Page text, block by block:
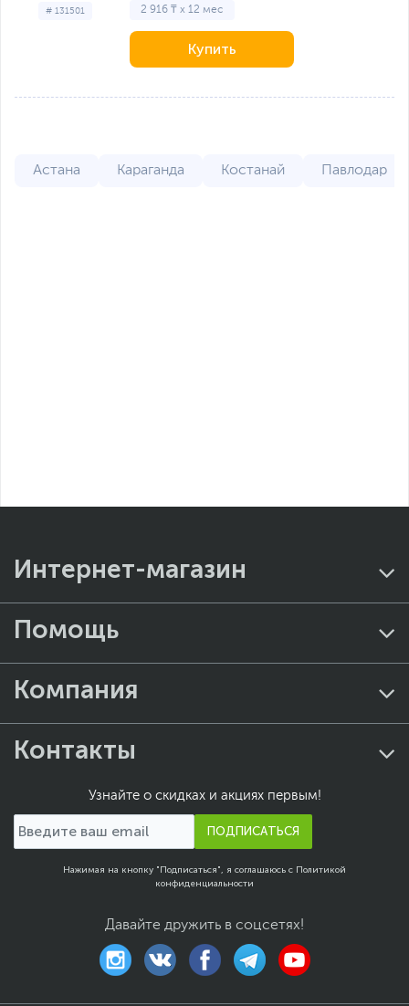
# 131501 2 916 ₸ x 12 мес
Купить
Астана Караганда Костанай Павлодар
Интернет-магазин
Помощь
Компания
Контакты
Узнайте о скидках и акциях первым!
ПОДПИСАТЬСЯ
Нажимая на кнопку "Подписаться", я соглашаюсь с Политикой
конфиденциальности
Давайте дружить в соцсетях!